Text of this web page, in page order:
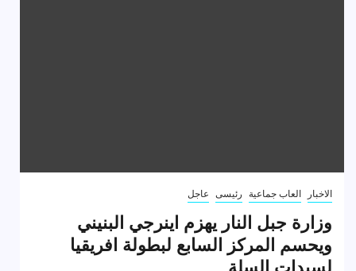
الاخبار العاب جماعية رئيسى عاجل
وزارة جبل النار يهزم اينرجي البنيني
ويحسم المركز السابع لبطولة افريقيا